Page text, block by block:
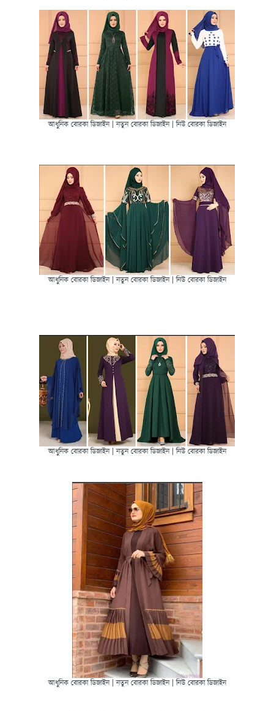
আধুনিক বোরকা ডিজাইন | নতুন বোরকা ডিজাইন | নিউ বোরকা ডিজাইন
আধুনিক বোরকা ডিজাইন | নতুন বোরকা ডিজাইন | নিউ বোরকা ডিজাইন
আধুনিক বোরকা ডিজাইন | নতুন বোরকা ডিজাইন | নিউ বোরকা ডিজাইন
আধুনিক বোরকা ডিজাইন | নতুন বোরকা ডিজাইন | নিউ বোরকা ডিজাইন